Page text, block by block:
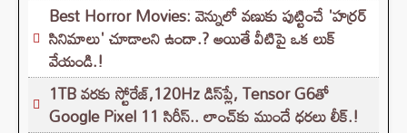
Best Horror Movies: వెన్నులో వణుకు పుట్టించే 'హర్రర్
సినిమాలు' చూడాలని ఉందా.? అయితే వీటిపై ఒక లుక్
వేయండి.!
1TB వరకు స్టోరేజ్,120Hz డిస్‌ప్లే, Tensor G6తో
Google Pixel 11 సిరీస్.. లాంచ్⁭కు ముందే ధరలు లీక్.!